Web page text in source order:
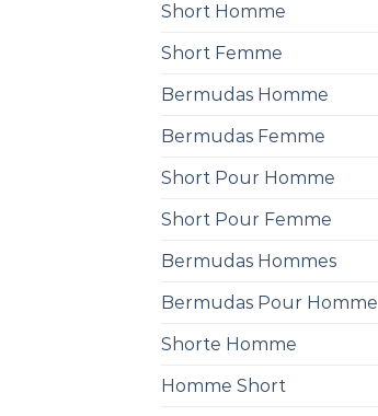
Short Homme
Short Femme
Bermudas Homme
Bermudas Femme
Short Pour Homme
Short Pour Femme
Bermudas Hommes
Bermudas Pour Homme
Shorte Homme
Homme Short